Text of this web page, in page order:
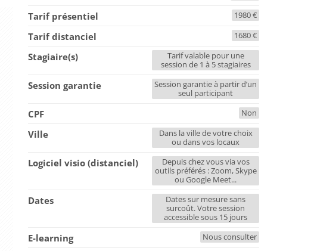
Tarif présentiel 1980 €
Tarif distanciel 1680 €
Stagiaire(s)
Tarif valable pour une
session de 1 à 5 stagiaires
Session garantie
Session garantie à partir d’un
seul participant
CPF Non
Ville
Dans la ville de votre choix
ou dans vos locaux
Logiciel visio (distanciel)
Depuis chez vous via vos
outils préférés : Zoom, Skype
ou Google Meet...
Dates
Dates sur mesure sans
surcoût. Votre session
accessible sous 15 jours
E-learning Nous consulter